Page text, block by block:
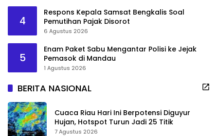
4
Respons Kepala Samsat Bengkalis Soal
Pemutihan Pajak Disorot
6 Agustus 2026
5
Enam Paket Sabu Mengantar Polisi ke Jejak
Pemasok di Mandau
1 Agustus 2026
BERITA NASIONAL
Cuaca Riau Hari Ini Berpotensi Diguyur
Hujan, Hotspot Turun Jadi 25 Titik
7 Agustus 2026